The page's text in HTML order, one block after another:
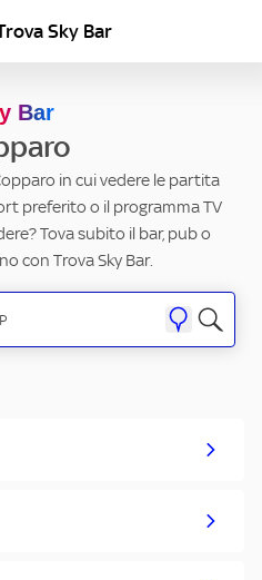
Sky Bar
Bar
in cui vedere le partita
preferito o il programma TV
Tova subito il bar, pub o
con Trova Sky Bar.